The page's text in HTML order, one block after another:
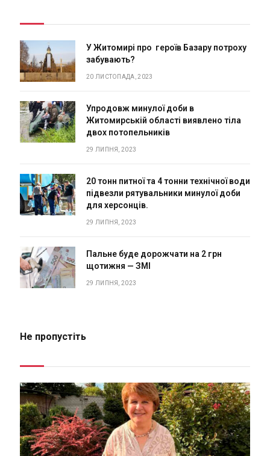
У Житомирі про героїв Базару потроху
забувають?
20 ЛИСТОПАДА, 2023
Упродовж минулої доби в
Житомирській області виявлено тіла
двох потопельників
29 ЛИПНЯ, 2023
20 тонн питної та 4 тонни технічної води
підвезли рятувальники минулої доби
для херсонців.
29 ЛИПНЯ, 2023
Пальне буде дорожчати на 2 грн
щотижня — ЗМІ
29 ЛИПНЯ, 2023
Не пропустіть